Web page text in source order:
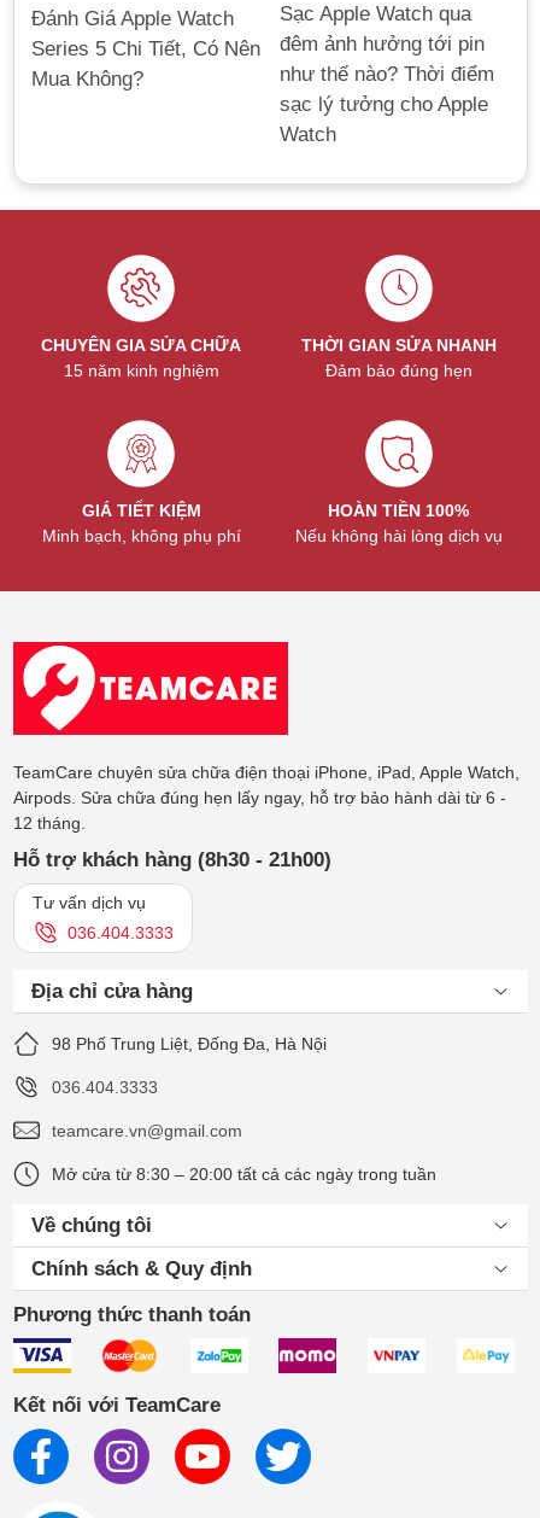
Đánh Giá Apple Watch
Series 5 Chi Tiết, Có Nên
Mua Không?
Sạc Apple Watch qua
đêm ảnh hưởng tới pin
như thế nào? Thời điểm
sạc lý tưởng cho Apple
Watch
CHUYÊN GIA SỬA CHỮA
15 năm kinh nghiệm
THỜI GIAN SỬA NHANH
Đảm bảo đúng hẹn
GIÁ TIẾT KIỆM
Minh bạch, không phụ phí
HOÀN TIỀN 100%
Nếu không hài lòng dịch vụ
TeamCare chuyên sửa chữa điện thoại iPhone, iPad, Apple Watch,
Airpods. Sửa chữa đúng hẹn lấy ngay, hỗ trợ bảo hành dài từ 6 -
12 tháng.
Hỗ trợ khách hàng (8h30 - 21h00)
Tư vấn dịch vụ
036.404.3333
Địa chỉ cửa hàng
98 Phố Trung Liệt, Đống Đa, Hà Nội
036.404.3333
teamcare.vn@gmail.com
Mở cửa từ 8:30 – 20:00 tất cả các ngày trong tuần
Về chúng tôi
Chính sách & Quy định
Phương thức thanh toán
Kết nối với TeamCare